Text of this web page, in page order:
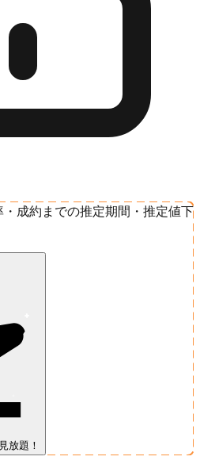
成約までの推定期間・推定値下
放題！